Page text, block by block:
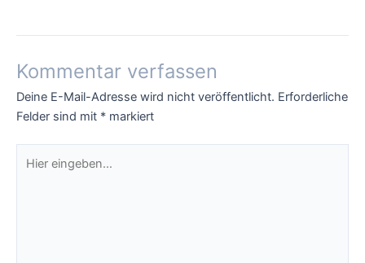
Kommentar verfassen
Deine E-Mail-Adresse wird nicht veröffentlicht. Erforderliche
Felder sind mit * markiert
eingeben…